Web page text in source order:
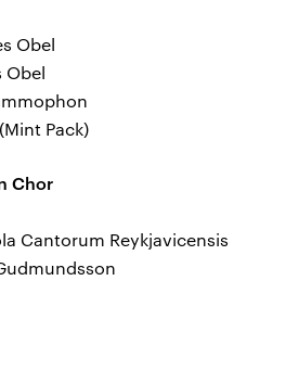
Obel
Obel
Pack)
Chor
Cantorum Reykjavicensis